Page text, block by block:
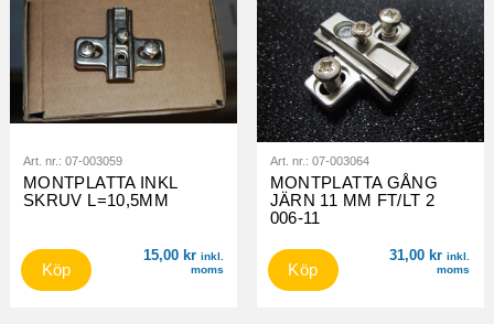
Art. nr.: 07-003059
MONTPLATTA INKL
SKRUV L=10,5MM
15,00 kr inkl.
moms
Köp
Art. nr.: 07-003064
MONTPLATTA GÅNG
JÄRN 11 MM FT/LT 2
006-11
31,00 kr inkl.
moms
Köp